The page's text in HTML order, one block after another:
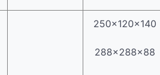
250×120×140
288×288×88